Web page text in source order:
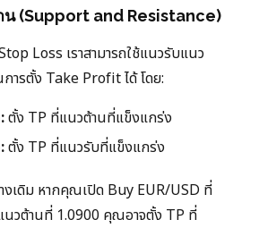
น (Support and Resistance)
Loss เราสามารถใช้แนวรับแนว
ารตั้ง Take Profit ได้ โดย:
ตั้ง TP ที่แนวต้านที่แข็งแกร่ง
ตั้ง TP ที่แนวรับที่แข็งแกร่ง
งเดิม หากคุณเปิด Buy EUR/USD ที่
นวต้านที่ 1.0900 คุณอาจตั้ง TP ที่